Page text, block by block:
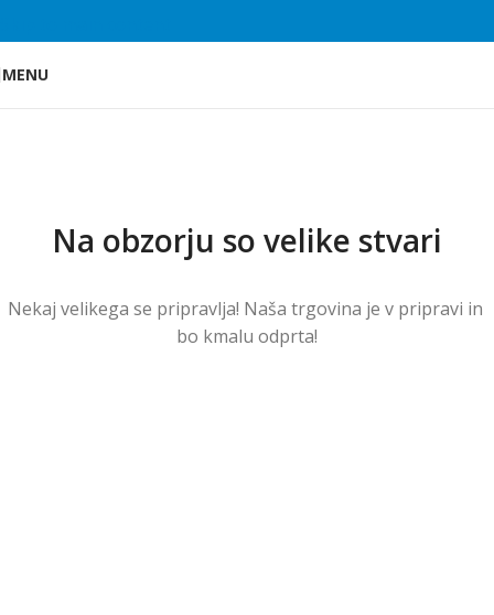
MENU
Na obzorju so velike stvari
Nekaj ​​velikega se pripravlja! Naša trgovina je v pripravi in ​​
bo kmalu odprta!